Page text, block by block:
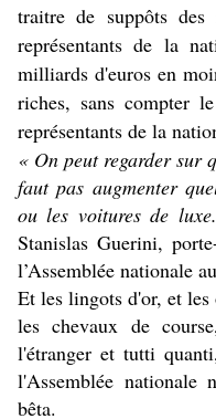
traitre de suppôts
représentants de la
milliards d'euros en
riches, sans compter
représentants de la
« On peut regarder sur
faut pas augmenter
ou les voitures de
Stanislas Guerini,
l’Assemblée nationale
Et les lingots d'or, et
les chevaux de
l'étranger et tutti
l'Assemblée
bêta.